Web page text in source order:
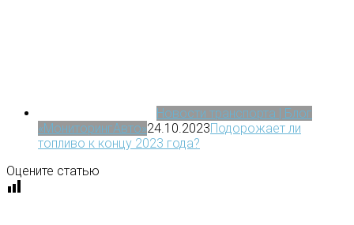
Новости транспорта | Блог
«МониторингАвто»24.10.2023Подорожает ли
топливо к концу 2023 года?
Оцените статью